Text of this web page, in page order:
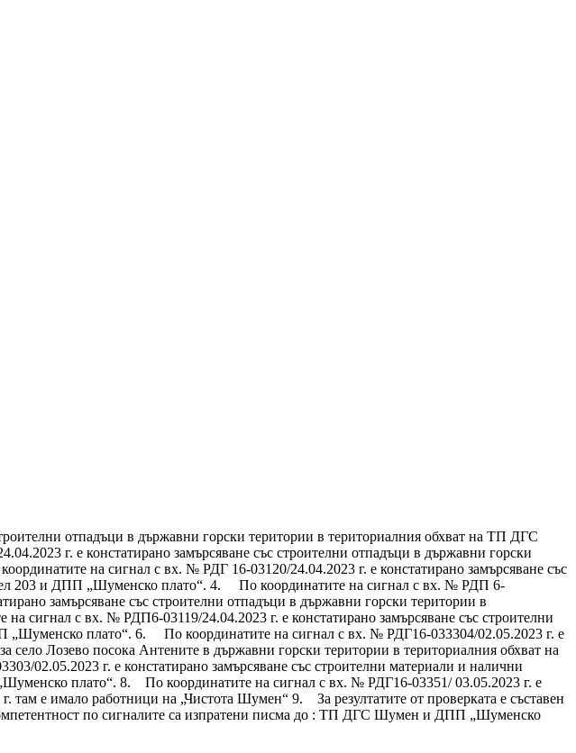
отпадъци в държавни горски територии в териториалния обхват на ТП ДГС
г. е констатирано замърсяване със строителни отпадъци в държавни горски
на сигнал с вх. № РДГ 16-03120/24.04.2023 г. е констатирано замърсяване със
203 и ДПП „Шуменско плато“. 4. По координатите на сигнал с вх. № РДП 6-
замърсяване със строителни отпадъци в държавни горски територии в
с вх. № РДП6-03119/24.04.2023 г. е констатирано замърсяване със строителни
плато“. 6. По координатите на сигнал с вх. № РДГ16-033304/02.05.2023 г. е
село Лозево посока Антените в държавни горски територии в териториалния обхват на
г. е констатирано замърсяване със строителни материали и налични
плато“. 8. По координатите на сигнал с вх. № РДГ16-03351/ 03.05.2023 г. е
там е имало работници на „Чистота Шумен“ 9. За резултатите от проверката е съставен
по сигналите са изпратени писма до : ТП ДГС Шумен и ДПП „Шуменско